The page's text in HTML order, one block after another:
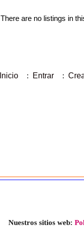
There are no listings in
Inicio : Entrar :
Nuestros sitios web: